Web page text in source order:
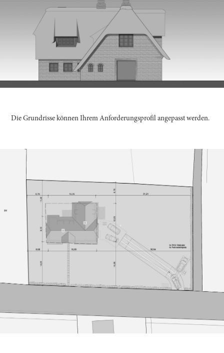
Die Grundrisse können Ihrem Anforderungsprofil angepasst werden.
| in Planung